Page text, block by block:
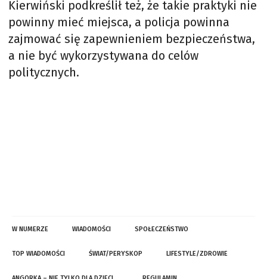
Kierwiński podkreślił też, że takie praktyki nie
powinny mieć miejsca, a policja powinna
zajmować się zapewnieniem bezpieczeństwa,
a nie być wykorzystywana do celów
politycznych.
W NUMERZE WIADOMOŚCI SPOŁECZEŃSTWO
TOP WIADOMOŚCI ŚWIAT/PERYSKOP LIFESTYLE/ZDROWIE